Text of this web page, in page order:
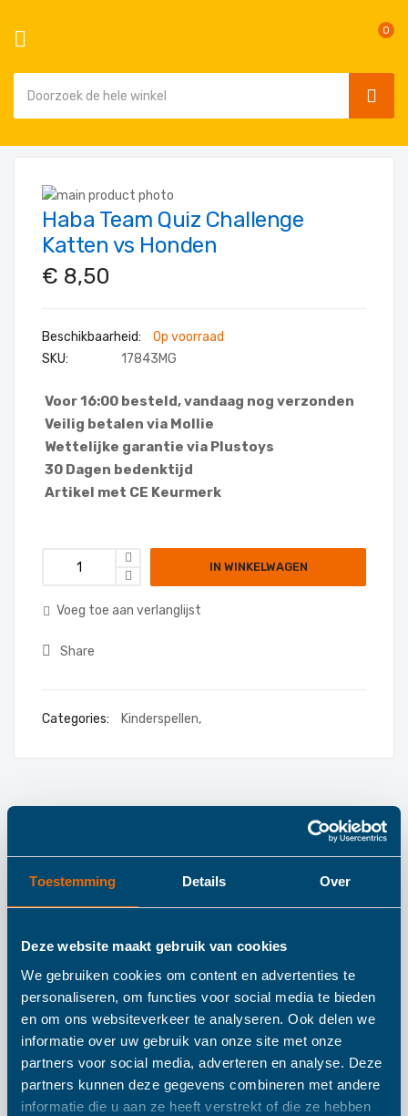
Toestemming Details Over
Deze website maakt gebruik van cookies
We gebruiken cookies om content en advertenties te
personaliseren, om functies voor social media te bieden
en om ons websiteverkeer te analyseren. Ook delen we
informatie over uw gebruik van onze site met onze
partners voor social media, adverteren en analyse. Deze
partners kunnen deze gegevens combineren met andere
informatie die u aan ze heeft verstrekt of die ze hebben
0
inhoud
Ga
naar
het
van
Ga
naar
begin
Haba Team Quiz Challenge
Katten vs Honden
€ 8,50
Op voorraad
SKU
17843MG
Voor 16:00 besteld, vandaag nog verzonden
Veilig betalen via Mollie
Wettelijke garantie via Plustoys
30 Dagen bedenktijd
Artikel met CE Keurmerk
IN WINKELWAGEN
Voeg toe aan verlanglijst
Share
Categories: Kinderspellen,
Haba Team Quiz
Challenge Katten vs
Honden
Hond of kat – aan welke kant staan jullie? 222
quizkaarten met spannende, informatieve vragen en
eigenzinnige/gekke opdrachten over de harige viervoeters